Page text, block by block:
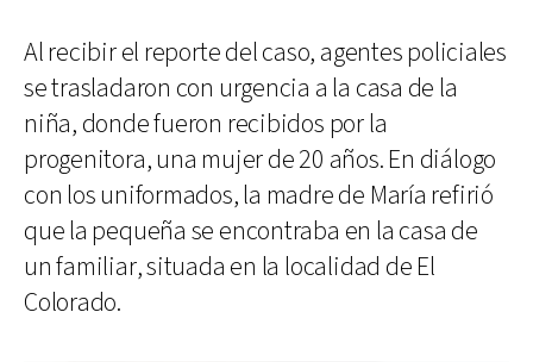
Al recibir el reporte del caso, agentes policiales
se trasladaron con urgencia a la casa de la
niña, donde fueron recibidos por la
progenitora, una mujer de 20 años. En diálogo
con los uniformados, la madre de María refirió
que la pequeña se encontraba en la casa de
un familiar, situada en la localidad de El
Colorado.